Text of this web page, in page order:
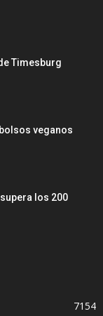
Timesburg
veganos
los 200
7154